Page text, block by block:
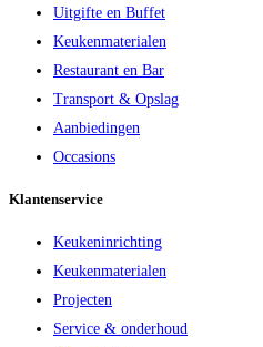
Uitgifte en Buffet
Keukenmaterialen
Restaurant en Bar
Transport & Opslag
Aanbiedingen
Occasions
Klantenservice
Keukeninrichting
Keukenmaterialen
Projecten
Service & onderhoud